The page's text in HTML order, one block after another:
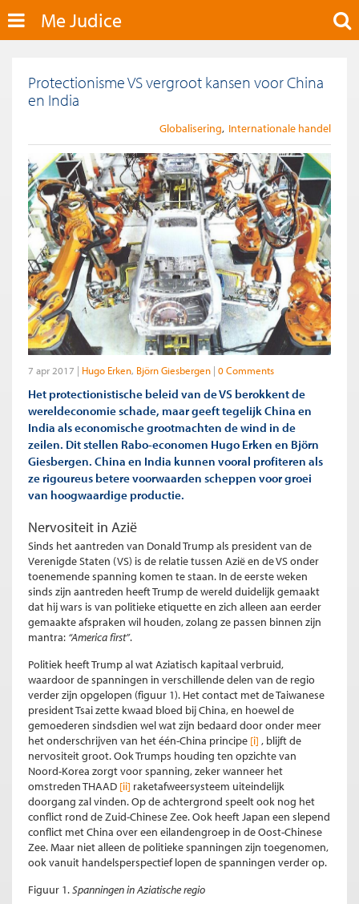
Me Judice
Protectionisme VS vergroot kansen voor China
en India
Globalisering Internationale handel
7 apr 2017 Hugo Erken Björn Giesbergen 0 Comments
Het protectionistische beleid van de VS berokkent de
wereldeconomie schade, maar geeft tegelijk China en
India als economische grootmachten de wind in de
zeilen. Dit stellen Rabo-economen Hugo Erken en Björn
Giesbergen. China en India kunnen vooral profiteren als
ze rigoureus betere voorwaarden scheppen voor groei
van hoogwaardige productie.
Nervositeit in Azië
Sinds het aantreden van Donald Trump als president van de
Verenigde Staten (VS) is de relatie tussen Azië en de VS onder
toenemende spanning komen te staan. In de eerste weken
sinds zijn aantreden heeft Trump de wereld duidelijk gemaakt
dat hij wars is van politieke etiquette en zich alleen aan eerder
gemaakte afspraken wil houden, zolang ze passen binnen zijn
mantra: “America first”.
Politiek heeft Trump al wat Aziatisch kapitaal verbruid,
waardoor de spanningen in verschillende delen van de regio
verder zijn opgelopen (figuur 1). Het contact met de Taiwanese
president Tsai zette kwaad bloed bij China, en hoewel de
gemoederen sindsdien wel wat zijn bedaard door onder meer
het onderschrijven van het één-China principe [i] , blijft de
nervositeit groot. Ook Trumps houding ten opzichte van
Noord-Korea zorgt voor spanning, zeker wanneer het
omstreden THAAD [ii] raketafweersysteem uiteindelijk
doorgang zal vinden. Op de achtergrond speelt ook nog het
conflict rond de Zuid-Chinese Zee. Ook heeft Japan een slepend
conflict met China over een eilandengroep in de Oost-Chinese
Zee. Maar niet alleen de politieke spanningen zijn toegenomen,
ook vanuit handelsperspectief lopen de spanningen verder op.
Figuur 1.Spanningen in Aziatische regio